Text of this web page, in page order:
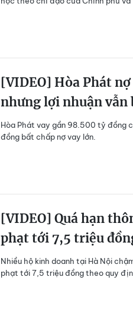
[VIDEO] Hòa Phát
nhưng lợi nhuận vẫn
Hòa Phát vay gần 98.500 tỷ đồng
đồng bất chấp nợ vay lớn.
[VIDEO] Quá hạn
phạt tới 7,5 triệu
Nhiều hộ kinh doanh tại Hà Nội
phạt tới 7,5 triệu đồng theo quy